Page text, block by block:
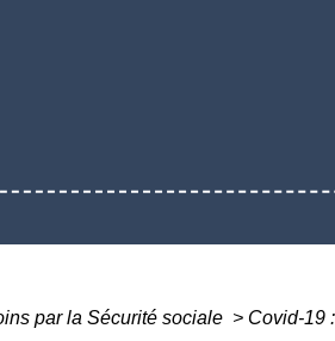
par la Sécurité sociale > Covid-19